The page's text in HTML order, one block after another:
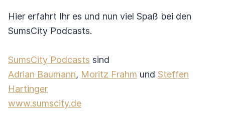
Hier erfahrt Ihr es und nun viel Spaß bei den
SumsCity Podcasts.
SumsCity Podcasts sind
Adrian Baumann, Moritz Frahm und Steffen
Hartinger
www.sumscity.de